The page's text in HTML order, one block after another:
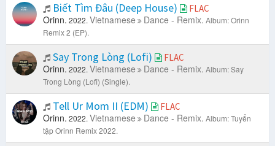
Biết Tìm Đâu (Deep House) FLAC
Orinn. 2022. Vietnamese Dance - Remix. Album: Orinn
Remix 2 (EP).
Say Trong Lòng (Lofi) FLAC
Orinn. 2022. Vietnamese Dance - Remix. Album: Say
Trong Lòng (Lofi) (Single).
Tell Ur Mom II (EDM) FLAC
Orinn. 2022. Vietnamese Dance - Remix. Album: Tuyển
tập Orinn Remix 2022.